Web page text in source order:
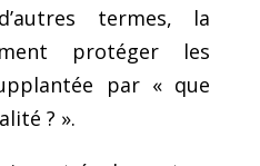
termes, la
protéger les
par « que
? ».